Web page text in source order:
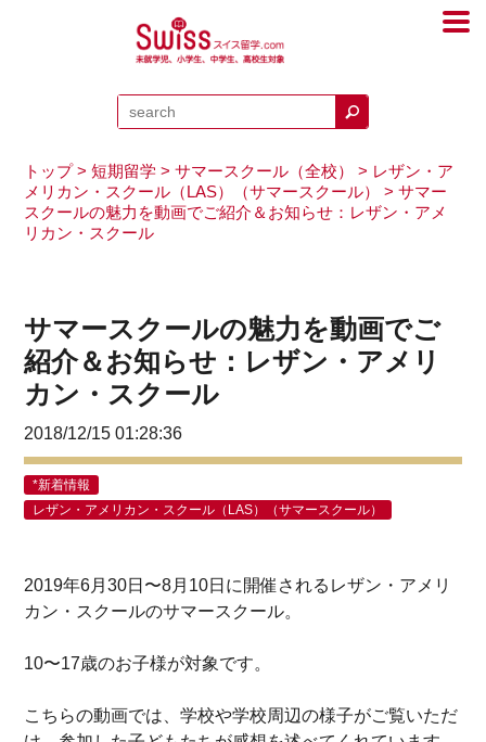
トップ>短期留学 >サマースクール（全校） > レザン・ア
メリカン・スクール（LAS）（サマースクール）
> サマー
スクールの魅力を動画でご紹介＆お知らせ：レザン・アメ
リカン・スクール
サマースクールの魅力を動画でご
紹介＆お知らせ：レザン・アメリ
カン・スクール
2018/12/15 01:28:36
*新着情報
レザン・アメリカン・スクール（LAS）（サマースクール）
2019年6月30日〜8月10日に開催されるレザン・アメリ
カン・スクールのサマースクール。
10〜17歳のお子様が対象です。
こちらの動画では、学校や学校周辺の様子がご覧いただ